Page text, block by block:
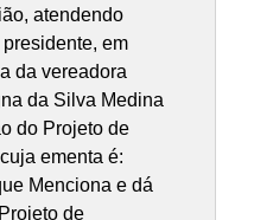
atendendo
em
da vereadora
da Silva Medina
do Projeto de
ementa é:
Menciona e dá
de